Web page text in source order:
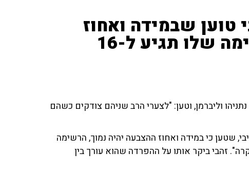
טוען שבמידה ואחוז
ההצבעה יהיה נמוך, הרשימה שלו תגיע ל-16
וליברמן, וטען: "לצערי הרב שניהם צודקים כשהם
כי במידה ואחוז ההצבעה יהיה נמוך, הרשימה
יקרה". זהבי ביקר אותו על ההפרדה שהוא עורך בין